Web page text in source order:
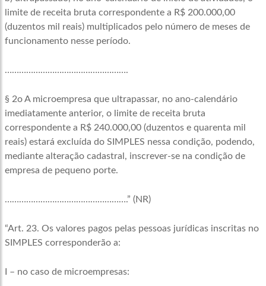
limite de receita bruta correspondente a R$ 200.000,00
(duzentos mil reais) multiplicados pelo número de meses de
funcionamento nesse período.
…………………………………………….
§ 2o A microempresa que ultrapassar, no ano-calendário
imediatamente anterior, o limite de receita bruta
correspondente a R$ 240.000,00 (duzentos e quarenta mil
reais) estará excluída do SIMPLES nessa condição, podendo,
mediante alteração cadastral, inscrever-se na condição de
empresa de pequeno porte.
…………………………………………….” (NR)
“Art. 23. Os valores pagos pelas pessoas jurídicas inscritas no
SIMPLES corresponderão a:
I – no caso de microempresas: